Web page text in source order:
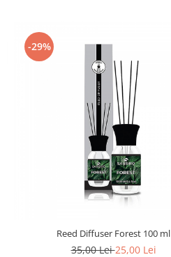
-29%
Reed Diffuser Forest 100 ml
35,00 Lei25,00 Lei